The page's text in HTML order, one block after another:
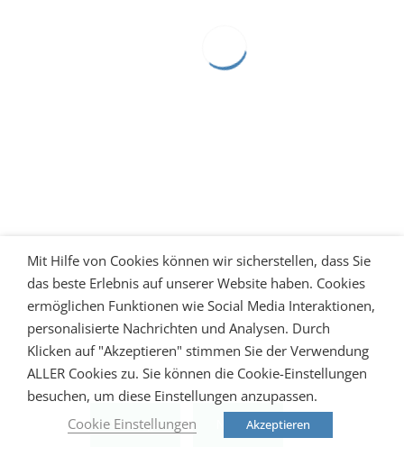
Mit Hilfe von Cookies können wir sicherstellen, dass Sie
das beste Erlebnis auf unserer Website haben. Cookies
ermöglichen Funktionen wie Social Media Interaktionen,
personalisierte Nachrichten und Analysen. Durch
Klicken auf "Akzeptieren" stimmen Sie der Verwendung
ALLER Cookies zu. Sie können die Cookie-Einstellungen
besuchen, um diese Einstellungen anzupassen.
Cookie Einstellungen
Akzeptieren